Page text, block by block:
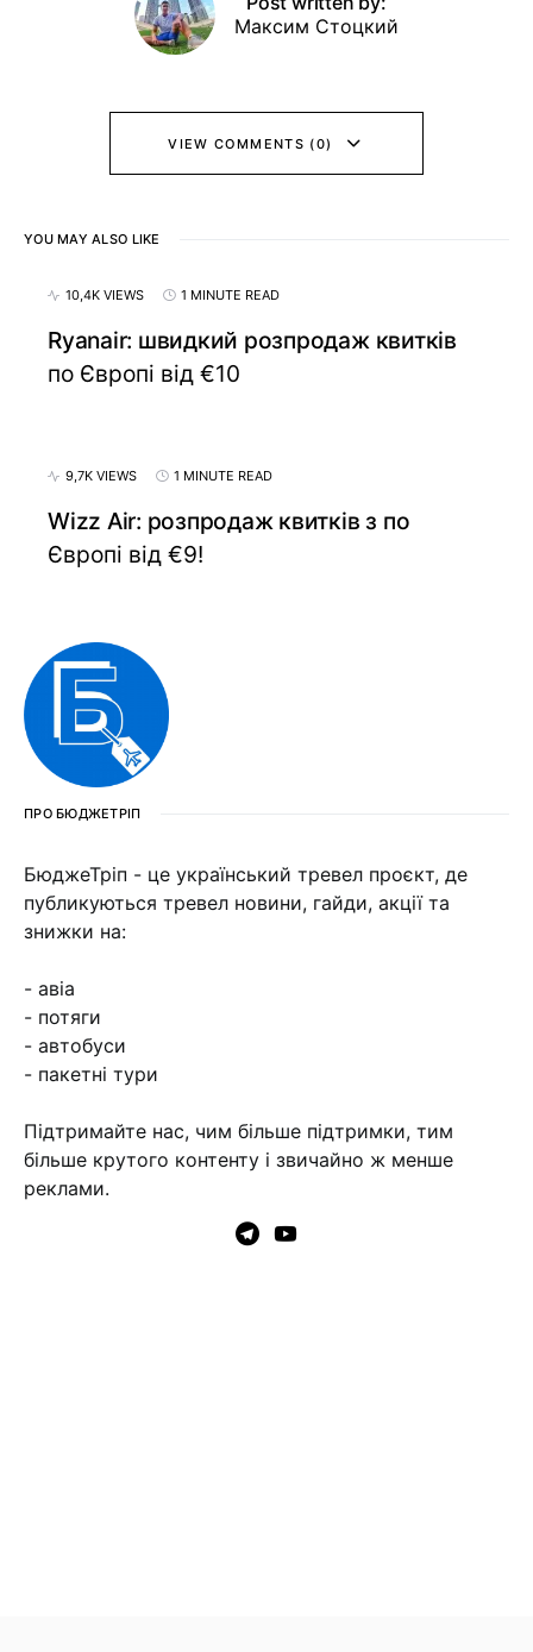
Максим Стоцкий
VIEW COMMENTS (0)
YOU MAY ALSO LIKE
10,4K VIEWS 1 MINUTE READ
Ryanair: швидкий розпродаж квитків
по Європі від €10
9,7K VIEWS 1 MINUTE READ
Wizz Air: розпродаж квитків з по
Європі від €9!
ПРО БЮДЖЕТРІП
БюджеТріп - це український тревел проєкт, де
публикуються тревел новини, гайди, акції та
знижки на:
- авіа
- потяги
- автобуси
- пакетні тури
Підтримайте нас, чим більше підтримки, тим
більше крутого контенту і звичайно ж менше
реклами.